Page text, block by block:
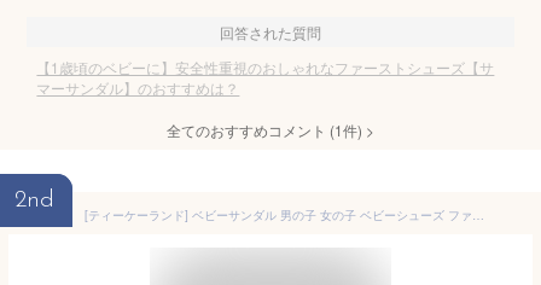
回答された質問
【1歳頃のベビーに】安全性重視のおしゃれなファーストシューズ【サ
マーサンダル】のおすすめは？
全てのおすすめコメント (1件) >
2nd
[ティーケーランド] ベビーサンダル 男の子 女の子 ベビーシューズ ファーストシューズ くつ スポーツ キッズ サンダル 軽い 【グレー：12.5 cm】